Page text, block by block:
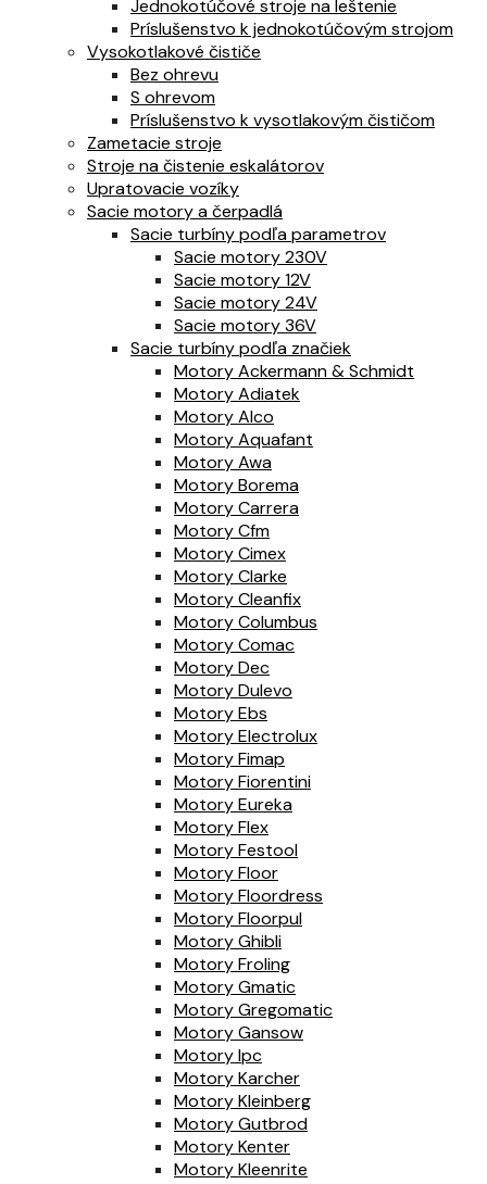
Jednokotúčové stroje na leštenie
Príslušenstvo k jednokotúčovým strojom
Vysokotlakové čističe
Bez ohrevu
S ohrevom
Príslušenstvo k vysotlakovým čističom
Zametacie stroje
Stroje na čistenie eskalátorov
Upratovacie vozíky
Sacie motory a čerpadlá
Sacie turbíny podľa parametrov
Sacie motory 230V
Sacie motory 12V
Sacie motory 24V
Sacie motory 36V
Sacie turbíny podľa značiek
Motory Ackermann & Schmidt
Motory Adiatek
Motory Alco
Motory Aquafant
Motory Awa
Motory Borema
Motory Carrera
Motory Cfm
Motory Cimex
Motory Clarke
Motory Cleanfix
Motory Columbus
Motory Comac
Motory Dec
Motory Dulevo
Motory Ebs
Motory Electrolux
Motory Fimap
Motory Fiorentini
Motory Eureka
Motory Flex
Motory Festool
Motory Floor
Motory Floordress
Motory Floorpul
Motory Ghibli
Motory Froling
Motory Gmatic
Motory Gregomatic
Motory Gansow
Motory Ipc
Motory Karcher
Motory Kleinberg
Motory Gutbrod
Motory Kenter
Motory Kleenrite